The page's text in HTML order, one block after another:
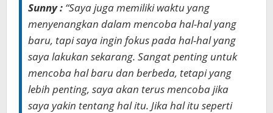
Sunny : “Saya juga memiliki waktu yang
menyenangkan dalam mencoba hal-hal yang
baru, tapi saya ingin fokus pada hal-hal yang
saya lakukan sekarang. Sangat penting untuk
mencoba hal baru dan berbeda, tetapi yang
lebih penting, saya akan terus mencoba jika
saya yakin tentang hal itu. Jika hal itu seperti